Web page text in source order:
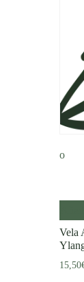
Vela
15,50